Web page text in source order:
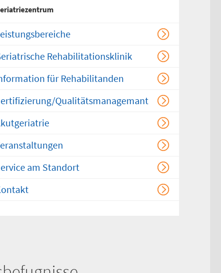
drucken
Rehabilitationsklinik
für Rehabilitanden
Qualitätsmanagemant
am Standort